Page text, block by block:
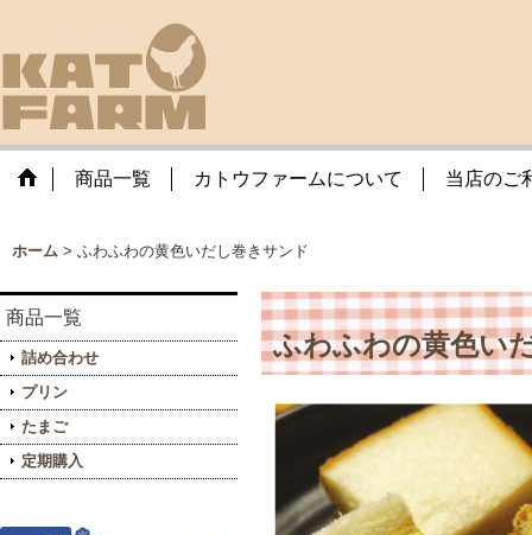
商品一覧 カトウファームについて 当店のご
ホーム > ふわふわの黄色いだし巻きサンド
商品一覧
詰め合わせ
プリン
たまご
定期購入
ふわふわの黄色い